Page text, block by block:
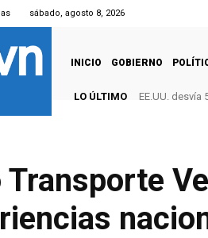
sábado, agosto 8, 2026
INICIO GOBIERNO
LO ÚLTIMO EE.UU.
Transporte